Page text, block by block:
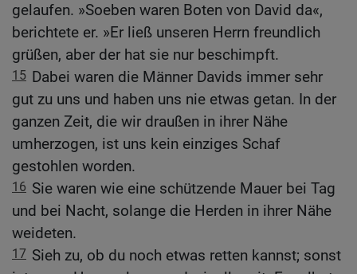
gelaufen. »Soeben waren Boten von David da«,
berichtete er. »Er ließ unseren Herrn freundlich
grüßen, aber der hat sie nur beschimpft.
15 Dabei waren die Männer Davids immer sehr
gut zu uns und haben uns nie etwas getan. In der
ganzen Zeit, die wir draußen in ihrer Nähe
umherzogen, ist uns kein einziges Schaf
gestohlen worden.
16 Sie waren wie eine schützende Mauer bei Tag
und bei Nacht, solange die Herden in ihrer Nähe
weideten.
17 Sieh zu, ob du noch etwas retten kannst; sonst